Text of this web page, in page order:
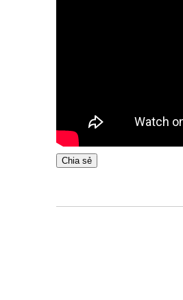
Chia sẻ